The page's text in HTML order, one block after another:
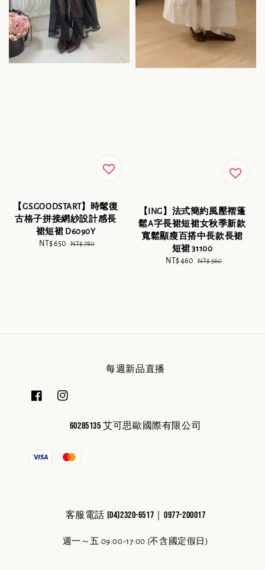
【GS.GOODSTART】時髦復
古格子拼接網紗設計感長
裙短裙 D6090Y
Sale
NT$ 650 Regular
NT$ 780
【ING】法式簡約風壓褶蓬
鬆A字長裙短裙女秋季新款
寬鬆顯瘦百搭中長款長裙
短裙 31100
Sale
NT$ 460 Regular
NT$ 560
每週新品直播
60285135 艾可思歐國際有限公司
客服電話 (04)2320-6517｜0977-200017
週一～五 09:00-17:00 (不含國定假日)